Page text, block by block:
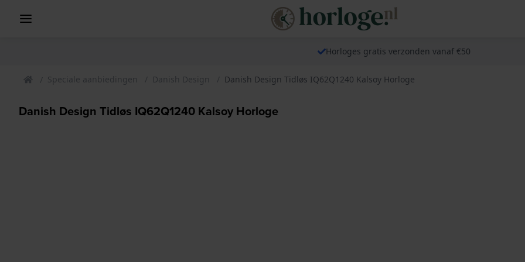
Horloges gratis verzonden vanaf €50
Speciale aanbiedingen Danish Design Danish Design Tidløs IQ62Q1240 Kalsoy Horloge
Danish Design Tidløs IQ62Q1240 Kalsoy Horloge